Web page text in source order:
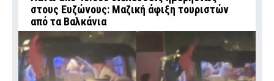
στους Ευζώνους: Μαζική άφιξη τουριστών
από τα Βαλκάνια